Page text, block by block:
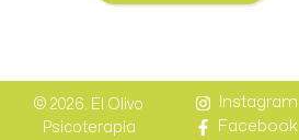
© 2026. El Olivo
Psicoterapia
Instagram
Facebook